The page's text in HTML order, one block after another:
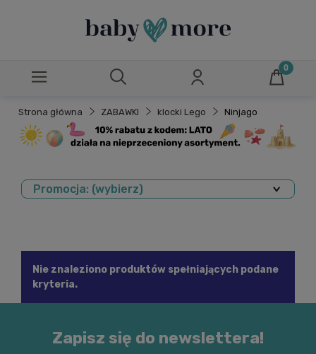
Strona główna ZABAWKI klocki Lego Ninjago
Promocja: (wybierz)
Nie znaleziono produktów spełniających podane
kryteria.
Zapisz się do newslettera!